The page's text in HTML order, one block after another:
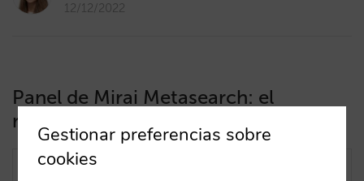
12/12/2022
Panel de Mirai Metasearch: el
reporting más completo
Gestionar preferencias sobre
cookies